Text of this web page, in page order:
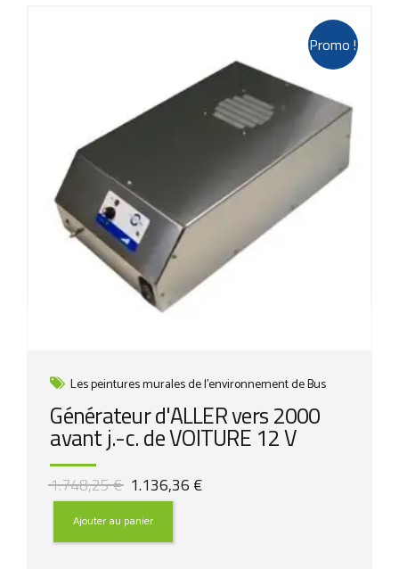
Promo !
Les peintures murales de l'environnement de Bus
Générateur d'ALLER vers 2000
avant j.-c. de VOITURE 12 V
1.748,25€ Le
prix
initial
était :
1.136,36 €Le
Ajouter au panier